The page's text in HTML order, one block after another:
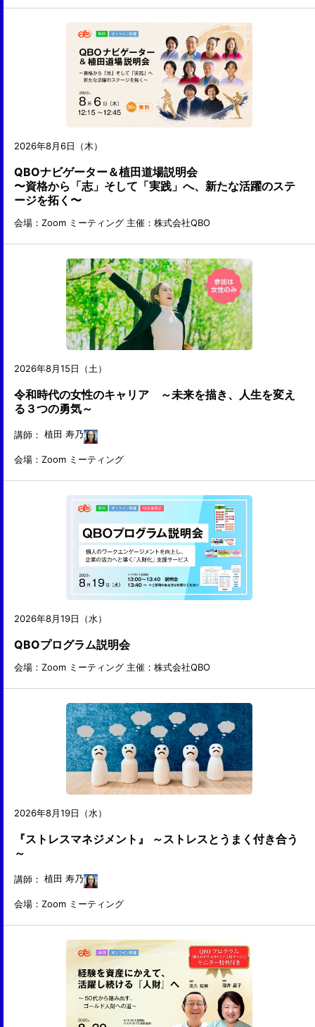
2026年8月6日（木）
QBOナビゲーター＆植田道場説明会
〜資格から「志」そして「実践」へ、新たな活躍のステ
ージを拓く〜
会場：Zoom ミーティング 主催：株式会社QBO
2026年8月15日（土）
令和時代の女性のキャリア ～未来を描き、人生を変え
る３つの勇気～
講師： 植田 寿乃
会場：Zoom ミーティング
2026年8月19日（水）
QBOプログラム説明会
会場：Zoom ミーティング 主催：株式会社QBO
2026年8月19日（水）
『ストレスマネジメント』 ～ストレスとうまく付き合う
～
講師： 植田 寿乃
会場：Zoom ミーティング